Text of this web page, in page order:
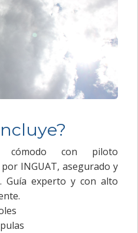
cómodo con piloto
INGUAT, asegurado y
Guía experto y con alto